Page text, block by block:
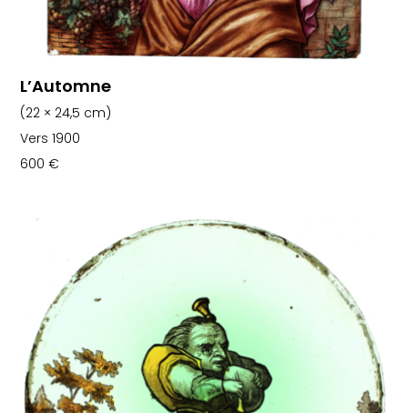
L’Automne
(22 × 24,5 cm)
Vers 1900
600€